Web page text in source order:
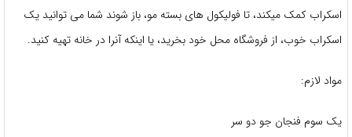
اسکراب کمک میکند، تا فولیکول های بسته مو، باز شوند شما می توانید یک
اسکراب خوب، از فروشگاه محل خود بخرید، یا اینکه آنرا در خانه تهیه کنید.
مواد لازم:
یک سوم فنجان جو دو سر